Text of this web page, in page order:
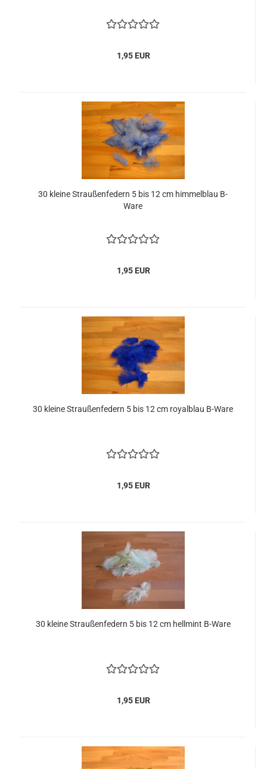
1,95 EUR
30 kleine Straußenfedern 5 bis 12 cm himmelblau B-
Ware
1,95 EUR
30 kleine Straußenfedern 5 bis 12 cm royalblau B-Ware
1,95 EUR
30 kleine Straußenfedern 5 bis 12 cm hellmint B-Ware
1,95 EUR